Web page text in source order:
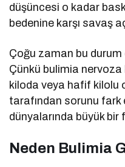
düşüncesi o kadar
bedenine karşı savaş
Çoğu zaman bu durum
Çünkü bulimia
kiloda veya hafif kilolu
tarafından sorunu fark
dünyalarında büyük bir
Neden Bulimia